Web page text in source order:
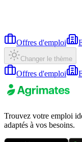
Offres d'emploi
Changer le thème
Offres d'emploi
Trouvez votre emploi
adaptés à vos besoins.